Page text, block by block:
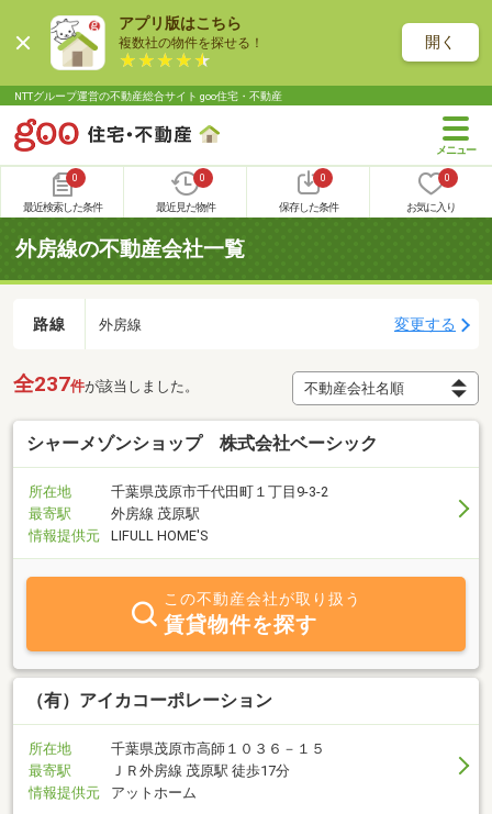
アプリ版はこちら
複数社の物件を探せる！ 開く
NTTグループ運営の不動産総合サイト goo住宅・不動産
0
最近検索した条件
0
最近見た物件
0
保存した条件
0
お気に入り
外房線の不動産会社一覧
路線 外房線 変更する
全237件が該当しました。
シャーメゾンショップ 株式会社ベーシック
所在地
千葉県茂原市千代田町１丁目9-3-2
最寄駅
外房線 茂原駅
情報提供元
LIFULL HOME'S
この不動産会社が取り扱う
賃貸物件を探す
（有）アイカコーポレーション
所在地
千葉県茂原市高師１０３６－１５
最寄駅
ＪＲ外房線 茂原駅 徒歩17分
情報提供元
アットホーム